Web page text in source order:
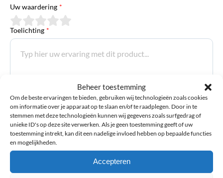
Beheer toestemming
Om de beste ervaringen te bieden, gebruiken wij technologieën zoals cookies
om informatie over je apparaat op te slaan en/of te raadplegen. Door in te
stemmen met deze technologieën kunnen wij gegevens zoals surfgedrag of
unieke ID's op deze site verwerken. Als je geen toestemming geeft of uw
toestemming intrekt, kan dit een nadelige invloed hebben op bepaalde functies
en mogelijkheden.
Accepteren
Uw waardering *
Toelichting *
E-mailadres *
Voornaam